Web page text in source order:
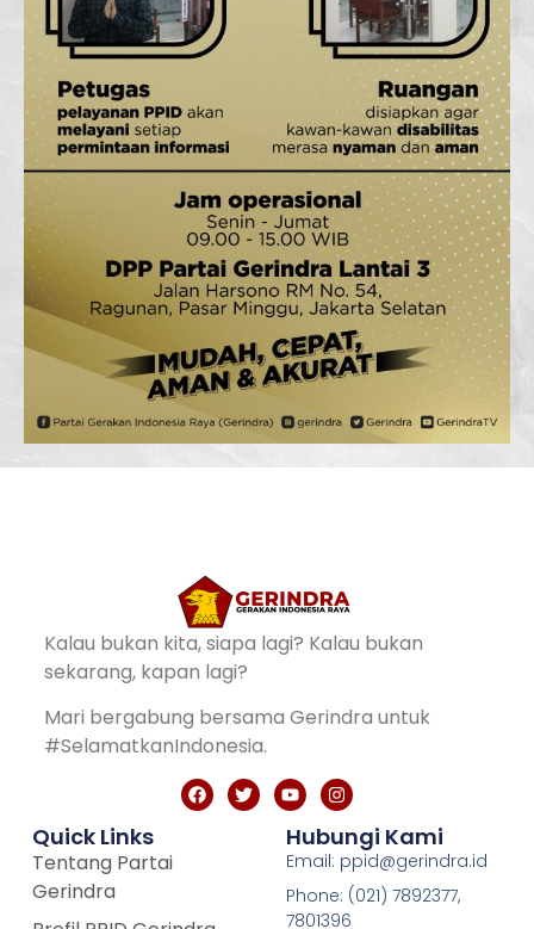
Kalau bukan kita, siapa lagi? Kalau bukan
sekarang, kapan lagi?
Mari bergabung bersama Gerindra untuk
#SelamatkanIndonesia.
Quick Links
Tentang Partai
Gerindra
Hubungi Kami
Email: ppid@gerindra.id
Phone: (021) 7892377,
7801396